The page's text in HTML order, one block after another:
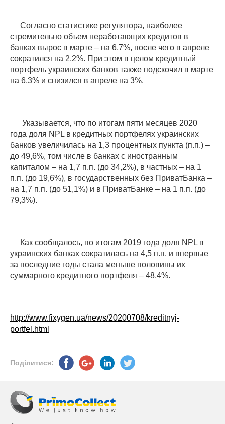
Согласно статистике регулятора, наиболее
стремительно объем неработающих кредитов в
банках вырос в марте – на 6,7%, после чего в апреле
сократился на 2,2%. При этом в целом кредитный
портфель украинских банков также подскочил в марте
на 6,3% и снизился в апреле на 3%.
Указывается, что по итогам пяти месяцев 2020
года доля NPL в кредитных портфелях украинских
банков увеличилась на 1,3 процентных пункта (п.п.) –
до 49,6%, том числе в банках с иностранным
капиталом – на 1,7 п.п. (до 34,2%), в частных – на 1
п.п. (до 19,6%), в государственных без ПриватБанка –
на 1,7 п.п. (до 51,1%) и в ПриватБанке – на 1 п.п. (до
79,3%).
Как сообщалось, по итогам 2019 года доля NPL в
украинских банках сократилась на 4,5 п.п. и впервые
за последние годы стала меньше половины их
суммарного кредитного портфеля – 48,4%.
http://www.fixygen.ua/news/20200708/kreditnyj-
portfel.html
Поділитися: